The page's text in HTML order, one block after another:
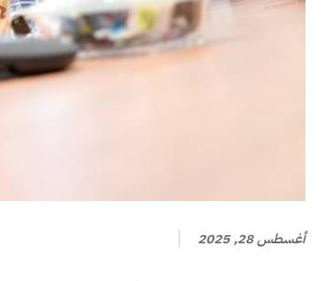
أغسطس 28, 2025